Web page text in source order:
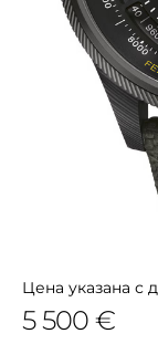
Цена указана с
5 500 €